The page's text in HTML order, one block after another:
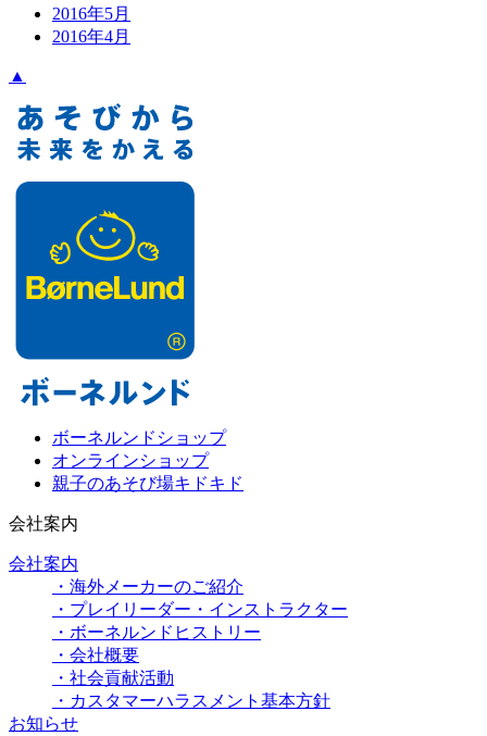
2016年5月
2016年4月
▲
ボーネルンドショップ
オンラインショップ
親子のあそび場キドキド
会社案内
会社案内
・海外メーカーのご紹介
・プレイリーダー・インストラクター
・ボーネルンドヒストリー
・会社概要
・社会貢献活動
・カスタマーハラスメント基本方針
お知らせ